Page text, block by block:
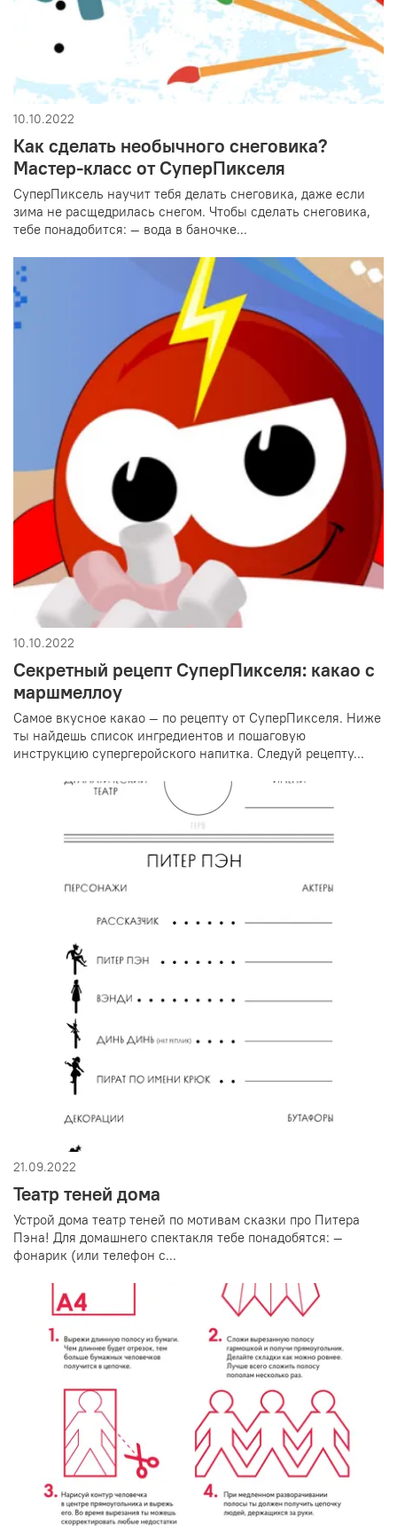
10.10.2022
Как сделать необычного снеговика?
Мастер-класс от СуперПикселя
СуперПиксель научит тебя делать снеговика, даже если
зима не расщедрилась снегом. Чтобы сделать снеговика,
тебе понадобится: — вода в баночке...
10.10.2022
Секретный рецепт СуперПикселя: какао с
маршмеллоу
Самое вкусное какао — по рецепту от СуперПикселя. Ниже
ты найдешь список ингредиентов и пошаговую
инструкцию супергеройского напитка. Следуй рецепту...
21.09.2022
Театр теней дома
Устрой дома театр теней по мотивам сказки про Питера
Пэна! Для домашнего спектакля тебе понадобятся: —
фонарик (или телефон с...